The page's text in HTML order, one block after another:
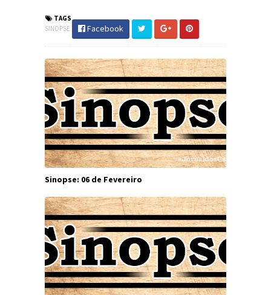
TAGS
SINOPSE
Facebook
Sinopse: 06 de Fevereiro